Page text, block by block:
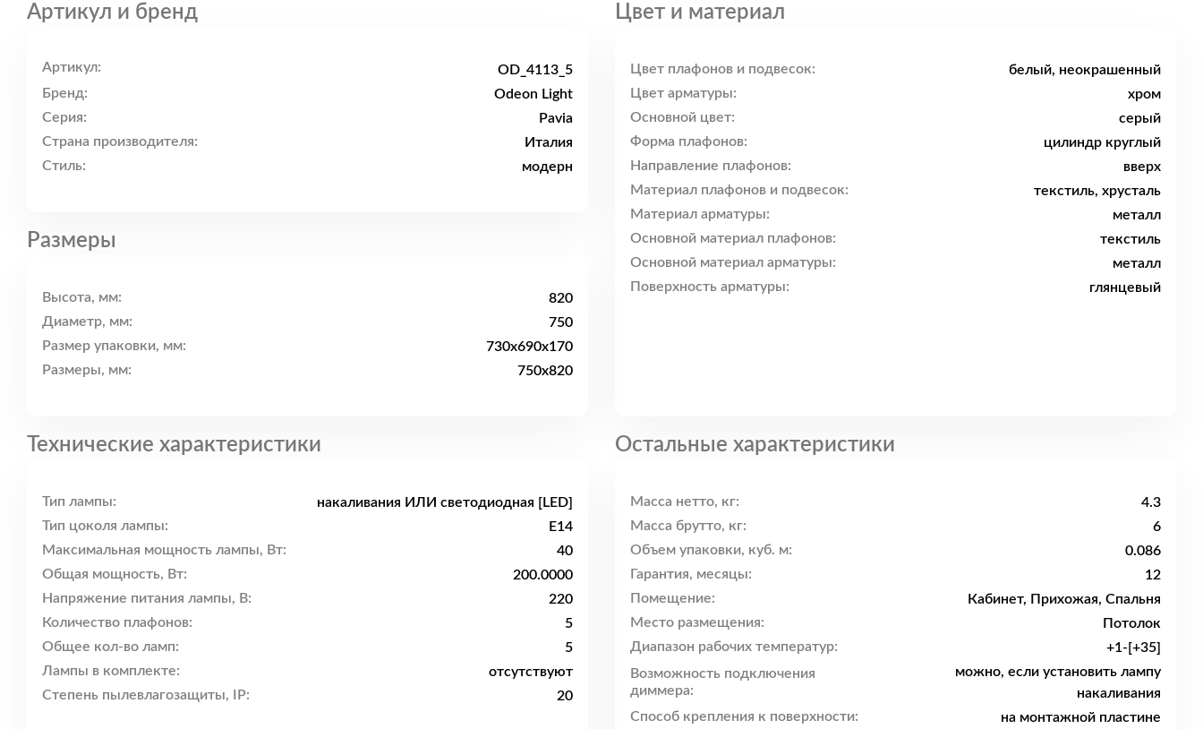
Артикул и бренд
Артикул:
OD_4113_5
Бренд:
Odeon Light
Серия:
Pavia
Страна производителя:
Италия
Стиль:
модерн
Размеры
Высота, мм:
820
Диаметр, мм:
750
Размер упаковки, мм:
730x690x170
Размеры, мм:
750x820
Цвет и материал
Цвет плафонов и подвесок:
белый, неокрашенный
Цвет арматуры:
хром
Основной цвет:
серый
Форма плафонов:
цилиндр круглый
Направление плафонов:
вверх
Материал плафонов и подвесок:
текстиль, хрусталь
Материал арматуры:
металл
Основной материал плафонов:
текстиль
Основной материал арматуры:
металл
Поверхность арматуры:
глянцевый
Технические характеристики
Тип лампы:
накаливания ИЛИ светодиодная [LED]
Тип цоколя лампы:
E14
Максимальная мощность лампы, Вт:
40
Общая мощность, Вт:
200.0000
Напряжение питания лампы, В:
220
Количество плафонов:
5
Общее кол-во ламп:
5
Лампы в комплекте:
отсутствуют
Степень пылевлагозащиты, IP:
20
Остальные характеристики
Масса нетто, кг:
4.3
Масса брутто, кг:
6
Объем упаковки, куб. м:
0.086
Гарантия, месяцы:
12
Помещение:
Кабинет, Прихожая, Спальня
Место размещения:
Потолок
Диапазон рабочих температур:
+1-[+35]
Возможность подключения
диммера:
можно, если установить лампу
накаливания
Способ крепления к поверхности:
на монтажной пластине